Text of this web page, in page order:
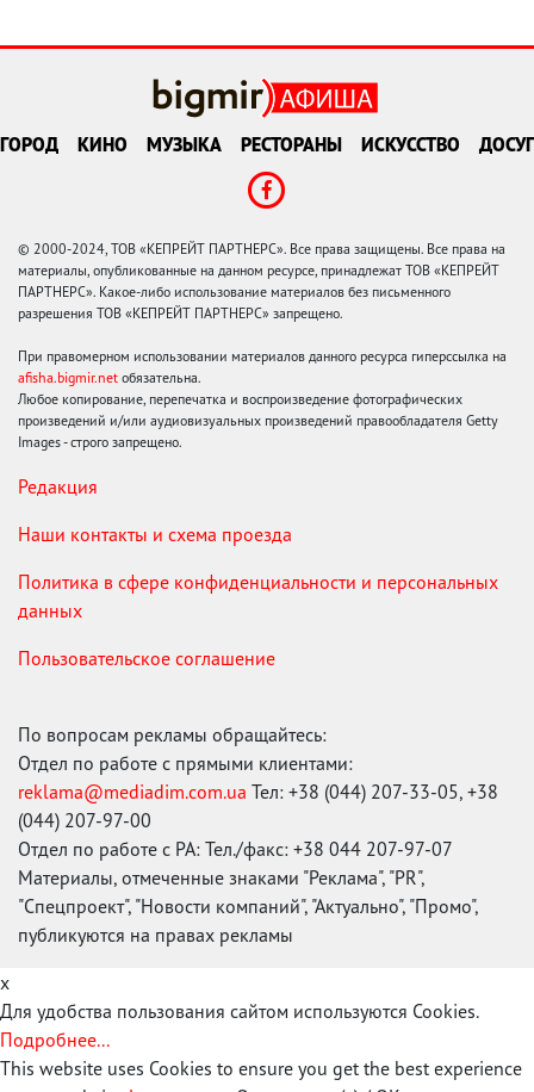
ГОРОД КИНО МУЗЫКА РЕСТОРАНЫ ИСКУССТВО ДОСУГ
© 2000-2024, ТОВ «КЕПРЕЙТ ПАРТНЕРС». Все права защищены. Все права на
материалы, опубликованные на данном ресурсе, принадлежат ТОВ «КЕПРЕЙТ
ПАРТНЕРС». Какое-либо использование материалов без письменного
разрешения ТОВ «КЕПРЕЙТ ПАРТНЕРС» запрещено.
При правомерном использовании материалов данного ресурса гиперссылка на
afisha.bigmir.net обязательна.
Любое копирование, перепечатка и воспроизведение фотографических
произведений и/или аудиовизуальных произведений правообладателя Getty
Images - строго запрещено.
Редакция
Наши контакты и схема проезда
Политика в сфере конфиденциальности и персональных
данных
Пользовательское соглашение
По вопросам рекламы обращайтесь:
Отдел по работе с прямыми клиентами:
reklama@mediadim.com.ua Тел: +38 (044) 207-33-05, +38
(044) 207-97-00
Отдел по работе с РА: Тел./факс: +38 044 207-97-07
Материалы, отмеченные знаками "Реклама", "PR",
"Спецпроект", "Новости компаний", "Актуально", "Промо",
публикуются на правах рекламы
x
Для удобства пользования сайтом используются Cookies.
Подробнее...
This website uses Cookies to ensure you get the best experience